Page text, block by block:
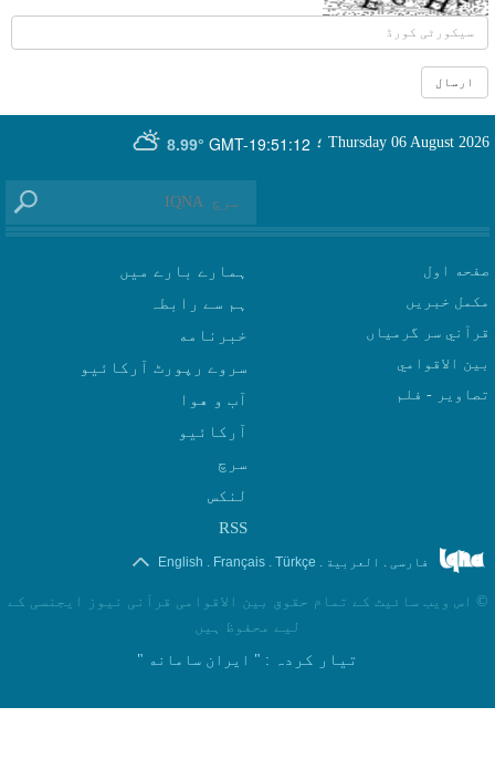
GMT-19:51:12
8.99° Thursday 06 August 2026 ؛
صفحه اول
مکمل خبریں
قرآني سر گرمياں
بين الاقوامي
تصاوير - فلم
ہمارے بارے میں
ہم سے رابطہ
سروے رپورٹ آرکائیو
آب و هوا
سرچ
لنکس
RSS
فارسی . العربیة .
Türkçe
.
Français
.
English
© اس ویب سائیٹ کے تمام حقوق بین الاقوامی قرآنی نیوز ایجنسی کے
لیے محفوظ ہیں
تیار کردہ : " ایران سامانه "